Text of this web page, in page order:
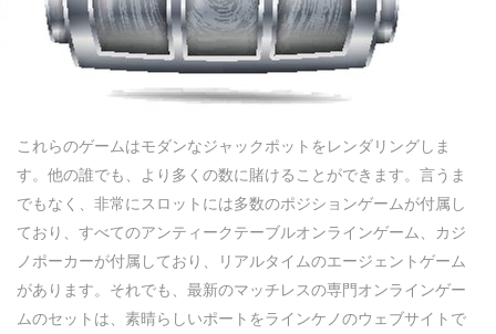
これらのゲームはモダンなジャックポットをレンダリングしま
す。他の誰でも、より多くの数に賭けることができます。言うま
でもなく、非常にスロットには多数のポジションゲームが付属し
ており、すべてのアンティークテーブルオンラインゲーム、カジ
ノポーカーが付属しており、リアルタイムのエージェントゲーム
があります。それでも、最新のマッチレスの専門オンラインゲー
ムのセットは、素晴らしいポートをラインケノのウェブサイトで